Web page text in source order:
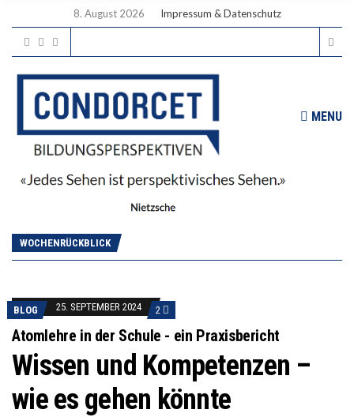
8. August 2026 Impressum & Datenschutz
MENU
WOCHENRÜCKBLICK
BLOG 25. SEPTEMBER 2024 2
Atomlehre in der Schule - ein Praxisbericht
Wissen und Kompetenzen –
wie es gehen könnte